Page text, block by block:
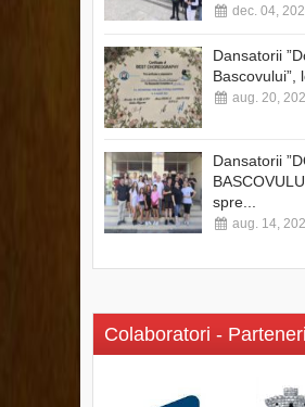
dec. 04,
Dansatorii
Bascovului”,
aug. 20,
Dansatorii
spre...
aug. 14,
Colaboratori - Parteneri